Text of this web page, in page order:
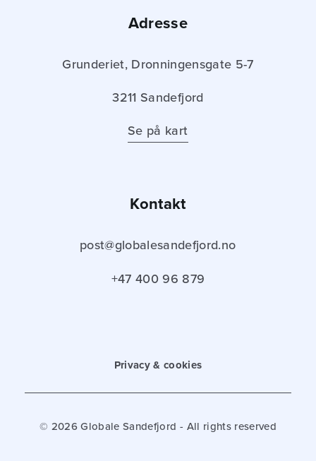
Adresse
Grunderiet, Dronningensgate 5-7
3211 Sandefjord
Se på kart
Kontakt
post@globalesandefjord.no
+47 400 96 879
© 2026 Globale Sandefjord - All rights reserved
Privacy & cookies